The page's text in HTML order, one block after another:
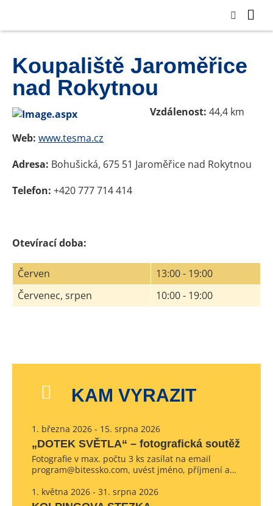
Koupaliště Jaroměřice
nad Rokytnou
Vzdálenost: 44,4 km
Web: www.tesma.cz
Adresa: Bohušická, 675 51 Jaroměřice nad Rokytnou
Telefon: +420 777 714 414
Otevírací doba:
Červen
13:00 - 19:00
Červenec, srpen
10:00 - 19:00
KAM VYRAZIT
1. března 2026 - 15. srpna 2026
„DOTEK SVĚTLA“ – fotografická soutěž
Fotografie v max. počtu 3 ks zasílat na email
program@bitessko.com, uvést jméno, příjmení a…
1. května 2026 - 31. srpna 2026